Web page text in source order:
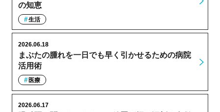
の知恵
生活
まぶたの腫れを一日でも早く引かせるための病院
活用術
2026.06.18
医療
2026.06.17